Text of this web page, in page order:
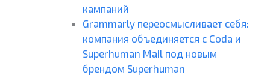
кампаний
Grammarly переосмысливает себя:
компания объединяется с Coda и
Superhuman Mail под новым
брендом Superhuman